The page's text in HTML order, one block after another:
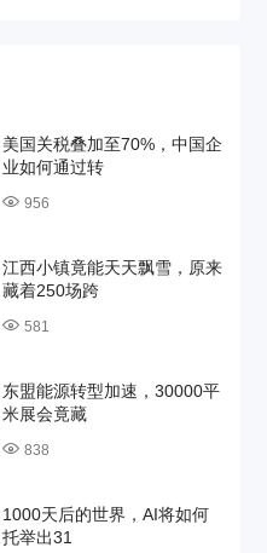
美国关税叠加至70%，中国企
业如何通过转
956
江西小镇竟能天天飘雪，原来
藏着250场跨
581
东盟能源转型加速，30000平
米展会竟藏
838
1000天后的世界，AI将如何
托举出31